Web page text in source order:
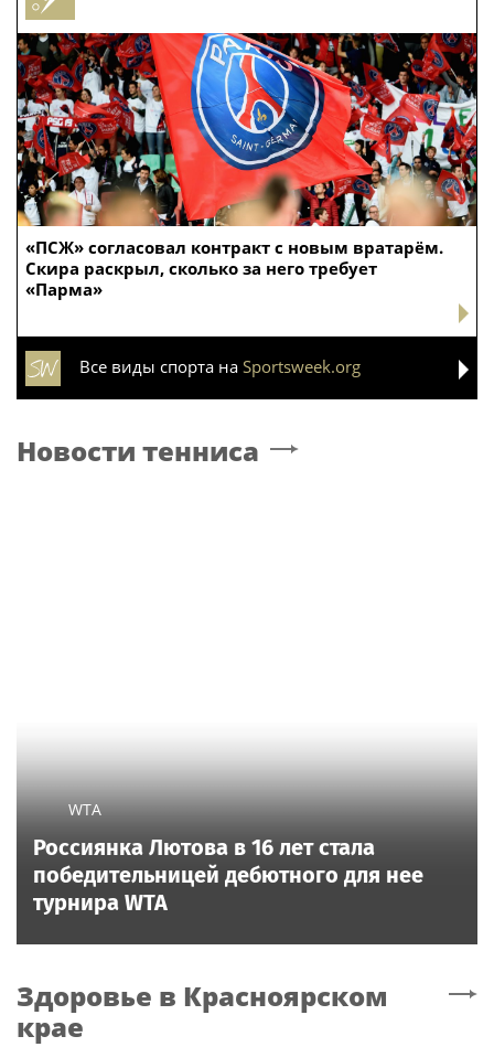
«ПСЖ» согласовал контракт с новым вратарём.
Скира раскрыл, сколько за него требует
«Парма»
Все виды спорта на Sportsweek.org
Новости тенниса
WTA
Россиянка Лютова в 16 лет стала
победительницей дебютного для нее
турнира WTA
Здоровье в Красноярском
крае